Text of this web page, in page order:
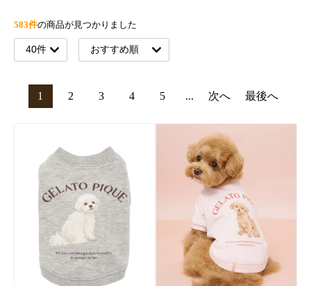
583件の商品が見つかりました
1 2 3 4 5 ... 次へ 最後へ